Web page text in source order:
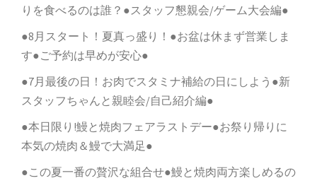
りを食べるのは誰？●スタッフ懇親会/ゲーム大会編●
●8月スタート！夏真っ盛り！●お盆は休まず営業しま
す●ご予約は早めが安心●
●7月最後の日！お肉でスタミナ補給の日にしよう●新
スタッフちゃんと親睦会/自己紹介編●
●本日限り!鰻と焼肉フェアラストデー●お祭り帰りに
本気の焼肉＆鰻で大満足●
●この夏一番の贅沢な組合せ●鰻と焼肉両方楽しめるの